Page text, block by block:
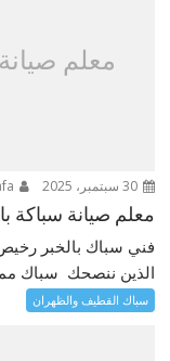
معلم
30 سبتمبر، 2025
معلم صيانة سباكة
فني سباك بالخبر
الذين ننصحك سباك
سباك القطيف والظهران